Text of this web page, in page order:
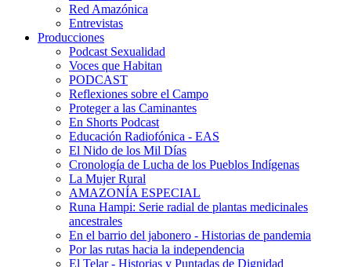
Red Amazónica
Entrevistas
Producciones
Podcast Sexualidad
Voces que Habitan
PODCAST
Reflexiones sobre el Campo
Proteger a las Caminantes
En Shorts Podcast
Educación Radiofónica - EAS
El Nido de los Mil Días
Cronología de Lucha de los Pueblos Indígenas
La Mujer Rural
AMAZONÍA ESPECIAL
Runa Hampi: Serie radial de plantas medicinales
ancestrales
En el barrio del jabonero - Historias de pandemia
Por las rutas hacia la independencia
El Telar - Historias y Puntadas de Dignidad